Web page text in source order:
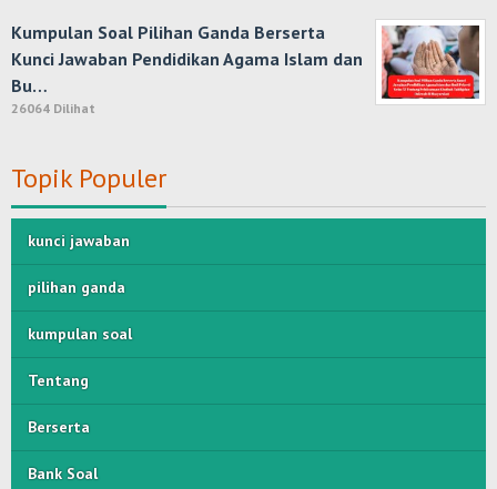
Kumpulan Soal Pilihan Ganda Berserta
Kunci Jawaban Pendidikan Agama Islam dan
Bu…
26064 Dilihat
Topik Populer
kunci jawaban
pilihan ganda
kumpulan soal
Tentang
Berserta
Bank Soal